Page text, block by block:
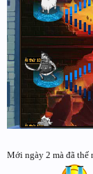
Mới ngày 2 mà đã thế